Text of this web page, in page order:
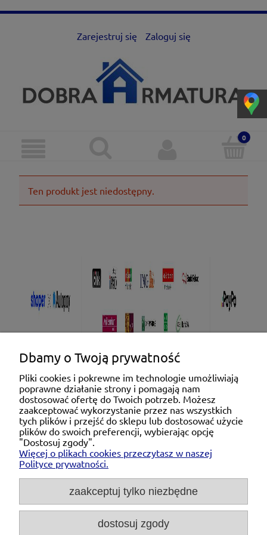
Zarejestruj się Zaloguj się
Ten produkt jest niedostępny.
Pomoc
Moje konto
Płatności i dostawa
O nas
Michał Niedźwiecki Dobra Armatura, ul. Krakowska
Dbamy o Twoją prywatność
Pliki cookies i pokrewne im technologie umożliwiają
poprawne działanie strony i pomagają nam
dostosować ofertę do Twoich potrzeb. Możesz
zaakceptować wykorzystanie przez nas wszystkich
tych plików i przejść do sklepu lub dostosować użycie
plików do swoich preferencji, wybierając opcję
"Dostosuj zgody".
Więcej o plikach cookies przeczytasz w naszej
Polityce prywatności.
zaakceptuj tylko niezbędne
dostosuj zgody